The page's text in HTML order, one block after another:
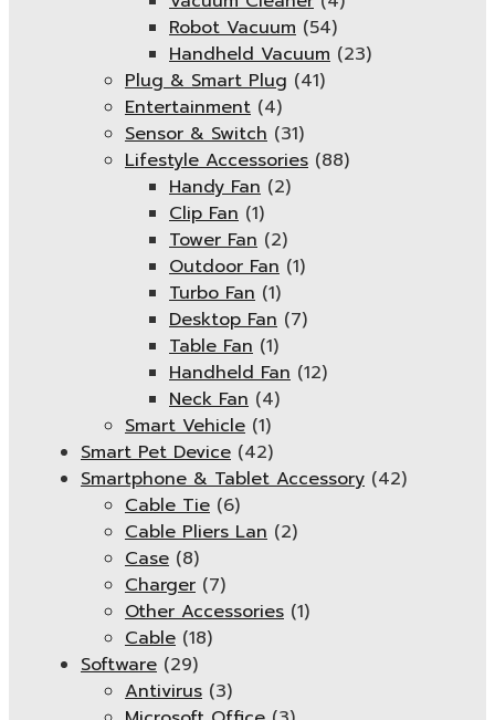
Robot Vacuum (54)
Handheld Vacuum (23)
Plug & Smart Plug (41)
Entertainment (4)
Sensor & Switch (31)
Lifestyle Accessories (88)
Handy Fan (2)
Clip Fan (1)
Tower Fan (2)
Outdoor Fan (1)
Turbo Fan (1)
Desktop Fan (7)
Table Fan (1)
Handheld Fan (12)
Neck Fan (4)
Smart Vehicle (1)
Smart Pet Device (42)
Smartphone & Tablet Accessory (42)
Cable Tie (6)
Cable Pliers Lan (2)
Case (8)
Charger (7)
Other Accessories (1)
Cable (18)
Software (29)
Antivirus (3)